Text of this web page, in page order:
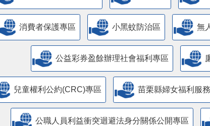
消費者保護專區 小黑蚊防治區 無
公益彩券盈餘辦理社會福利專區
兒童權利公約(CRC)專區 苗栗縣婦女福利服
公職人員利益衝突迴避法身分關係公開專區